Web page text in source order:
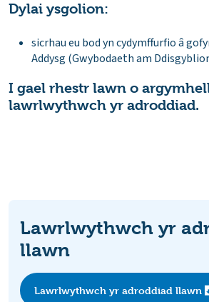
Dylai ysgolion:
sicrhau eu bod yn cydymffurfio â
Addysg (Gwybodaeth am
I gael rhestr lawn o
lawrlwythwch yr adroddiad.
Lawrlwythwch yr
llawn
Lawrlwythwch yr adroddiad llawn